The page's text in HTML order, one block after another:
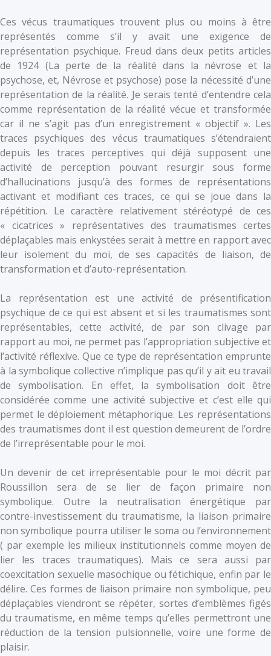
Ces vécus traumatiques trouvent plus ou moins à être
représentés comme s’il y avait une exigence de
représentation psychique. Freud dans deux petits articles
de 1924 (La perte de la réalité dans la névrose et la
psychose, et, Névrose et psychose) pose la nécessité d’une
représentation de la réalité. Je serais tenté d’entendre cela
comme représentation de la réalité vécue et transformée
car il ne s’agit pas d’un enregistrement « objectif ». Les
traces psychiques des vécus traumatiques s’étendraient
depuis les traces perceptives qui déjà supposent une
activité de perception pouvant resurgir sous forme
d’hallucinations jusqu’à des formes de représentations
activant et modifiant ces traces, ce qui se joue dans la
répétition. Le caractère relativement stéréotypé de ces
« cicatrices » représentatives des traumatismes certes
déplaçables mais enkystées serait à mettre en rapport avec
leur isolement du moi, de ses capacités de liaison, de
transformation et d’auto-représentation.
La représentation est une activité de présentification
psychique de ce qui est absent et si les traumatismes sont
représentables, cette activité, de par son clivage par
rapport au moi, ne permet pas l’appropriation subjective et
l’activité réflexive. Que ce type de représentation emprunte
à la symbolique collective n’implique pas qu’il y ait eu travail
de symbolisation. En effet, la symbolisation doit être
considérée comme une activité subjective et c’est elle qui
permet le déploiement métaphorique. Les représentations
des traumatismes dont il est question demeurent de l’ordre
de l’irreprésentable pour le moi.
Un devenir de cet irreprésentable pour le moi décrit par
Roussillon sera de se lier de façon primaire non
symbolique. Outre la neutralisation énergétique par
contre-investissement du traumatisme, la liaison primaire
non symbolique pourra utiliser le soma ou l’environnement
( par exemple les milieux institutionnels comme moyen de
lier les traces traumatiques). Mais ce sera aussi par
coexcitation sexuelle masochique ou fétichique, enfin par le
délire. Ces formes de liaison primaire non symbolique, peu
déplaçables viendront se répéter, sortes d’emblèmes figés
du traumatisme, en même temps qu’elles permettront une
réduction de la tension pulsionnelle, voire une forme de
plaisir.